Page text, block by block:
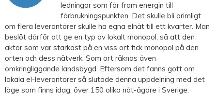
ledningar som för fram energin till
förbrukningspunkten. Det skulle bli orimligt
om flera leverantörer skulle ha egna elnät till ett kvarter. Man
beslöt därför att ge en typ av lokalt monopol, så att den
aktör som var starkast på en viss ort fick monopol på den
orten och dess nätverk. Som ort räknas även
omkringliggande landsbygd. Eftersom det fanns gott om
lokala el-leverantörer så slutade denna uppdelning med det
läge som finns idag, över 150 olika nät-ägare i Sverige.